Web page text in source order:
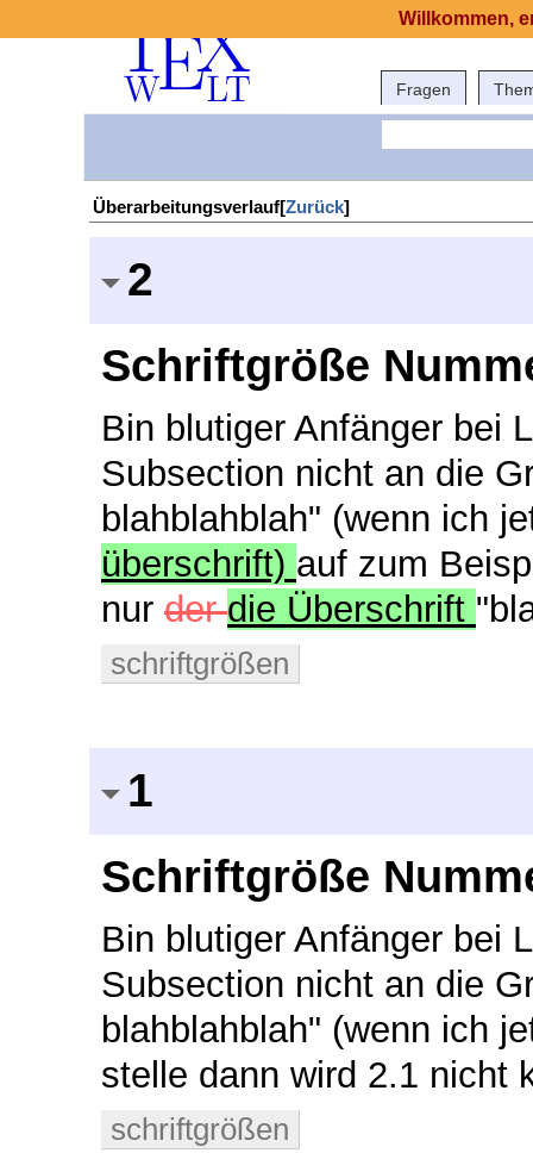
Fragen
Überarbeitungsverlauf[Zurück]
2
Schriftgröße
Bin blutiger Anfänger bei
Subsection nicht an die
blahblahblah" (wenn ich
überschrift) auf zum
nur derdie Überschrift
schriftgrößen
1
Schriftgröße
Bin blutiger Anfänger bei
Subsection nicht an die
blahblahblah" (wenn ich
stelle dann wird 2.1 nicht
schriftgrößen
Willkommen,